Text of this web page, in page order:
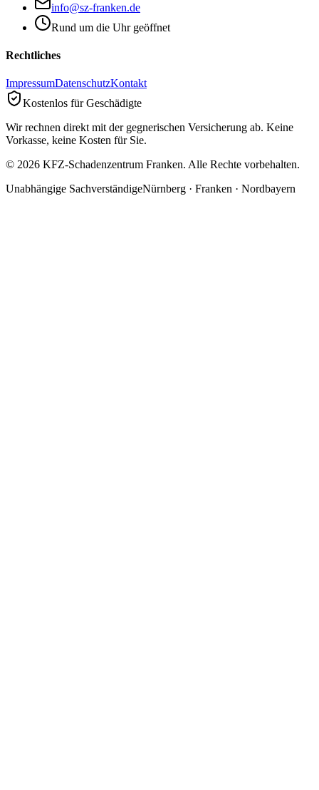
info@sz-franken.de
Rund um die Uhr geöffnet
Rechtliches
ImpressumDatenschutzKontakt
Kostenlos für Geschädigte
Wir rechnen direkt mit der gegnerischen Versicherung ab. Keine
Vorkasse, keine Kosten für Sie.
© 2026 KFZ-Schadenzentrum Franken. Alle Rechte vorbehalten.
Unabhängige SachverständigeNürnberg · Franken · Nordbayern